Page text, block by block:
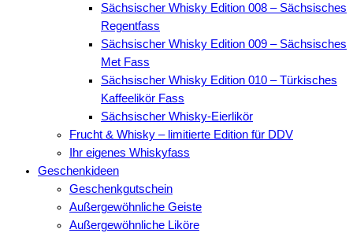
Sächsischer Whisky Edition 008 – Sächsisches
Regentfass
Sächsischer Whisky Edition 009 – Sächsisches
Met Fass
Sächsischer Whisky Edition 010 – Türkisches
Kaffeelikör Fass
Sächsischer Whisky-Eierlikör
Frucht & Whisky – limitierte Edition für DDV
Ihr eigenes Whiskyfass
Geschenkideen
Geschenkgutschein
Außergewöhnliche Geiste
Außergewöhnliche Liköre